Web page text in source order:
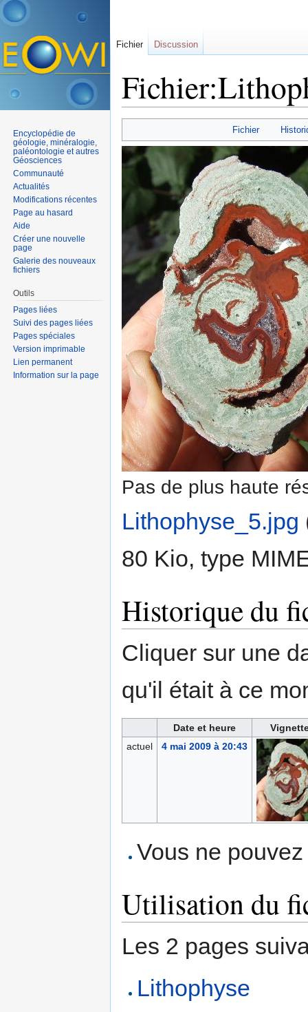
Fichier
Pas de plus haute
Lithophyse_5.jpg
80 Kio, type
Historique du
Cliquer sur une
qu'il était à ce
Date et heure
actuel
4 mai 2009 à 20:43
Vous ne
Utilisation du
Les 2 pages
Lithophyse
Fichier Discussion
Encyclopédie de
géologie, minéralogie,
paléontologie et autres
Géosciences
Communauté
Actualités
Modifications récentes
Page au hasard
Aide
Créer une nouvelle
page
Galerie des nouveaux
fichiers
Outils
Pages liées
Suivi des pages liées
Pages spéciales
Version imprimable
Lien permanent
Information sur la page